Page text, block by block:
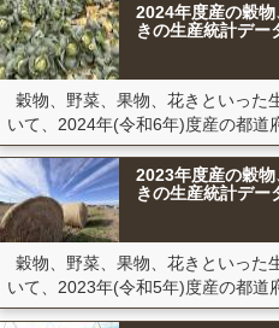
2024年度産の穀
きの生産統計デー
穀物、野菜、果物、花きといった
いて、2024年(令和6年)度産の都道
2023年度産の穀
きの生産統計デー
穀物、野菜、果物、花きといった
いて、2023年(令和5年)度産の都道